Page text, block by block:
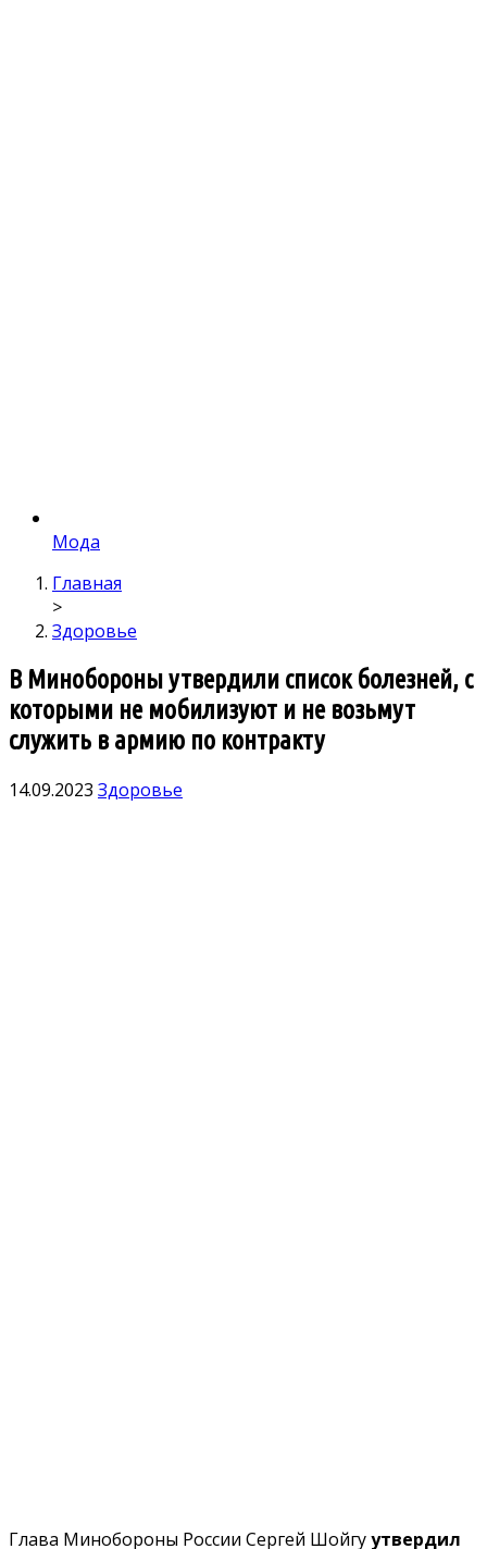
Мода
Главная
>
Здоровье
В Минобороны утвердили список болезней, с
которыми не мобилизуют и не возьмут
служить в армию по контракту
14.09.2023 Здоровье
Глава Минобороны России Сергей Шойгуутвердил